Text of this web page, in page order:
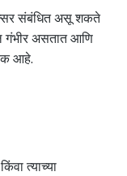
संबंधित असू शकते
असतात आणि
आहे.
त्याच्या